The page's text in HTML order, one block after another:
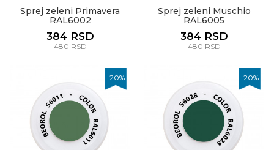
Sprej zeleni Primavera
RAL6002
384 RSD
480RSD
Sprej zeleni Muschio
RAL6005
384 RSD
480RSD
20% 20%